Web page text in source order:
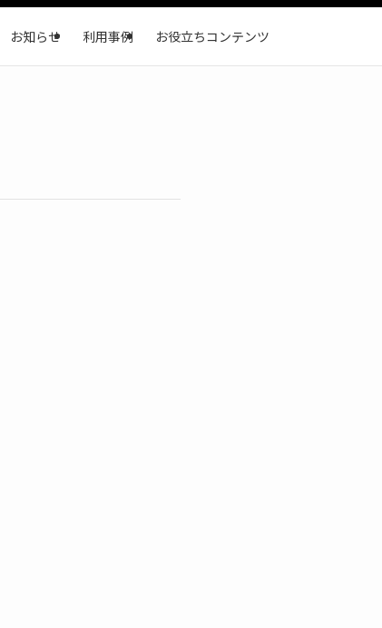
お知らせ 利用事例 お役立ちコンテンツ